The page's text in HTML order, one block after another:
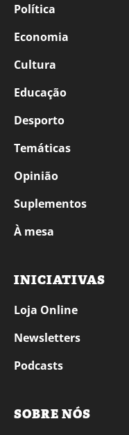
Política
Economia
Cultura
Educação
Desporto
Temáticas
Opinião
Suplementos
À mesa
INICIATIVAS
Loja Online
Newsletters
Podcasts
SOBRE NÓS